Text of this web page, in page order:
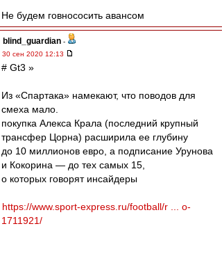
Не будем говнососить авансом
blind_guardian -
30 сен 2020 12:13
# Gt3 »
Из «Спартака» намекают, что поводов для
смеха мало.
покупка Алекса Крала (последний крупный
трансфер Цорна) расширила ее глубину
до 10 миллионов евро, а подписание Урунова
и Кокорина — до тех самых 15,
о которых говорят инсайдеры
https://www.sport-express.ru/football/r ... o-
1711921/